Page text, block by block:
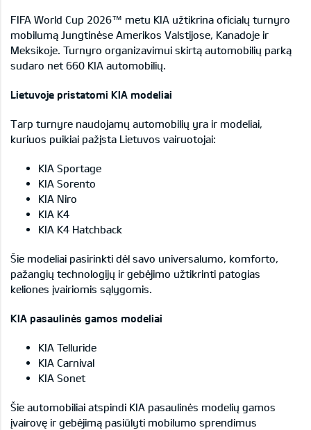
FIFA World Cup 2026™ metu KIA užtikrina oficialų turnyro
mobilumą Jungtinėse Amerikos Valstijose, Kanadoje ir
Meksikoje. Turnyro organizavimui skirtą automobilių parką
sudaro net 660 KIA automobilių.
Lietuvoje pristatomi KIA modeliai
Tarp turnyre naudojamų automobilių yra ir modeliai,
kuriuos puikiai pažįsta Lietuvos vairuotojai:
KIA Sportage
KIA Sorento
KIA Niro
KIA K4
KIA K4 Hatchback
Šie modeliai pasirinkti dėl savo universalumo, komforto,
pažangių technologijų ir gebėjimo užtikrinti patogias
keliones įvairiomis sąlygomis.
KIA pasaulinės gamos modeliai
KIA Telluride
KIA Carnival
KIA Sonet
Šie automobiliai atspindi KIA pasaulinės modelių gamos
įvairovę ir gebėjimą pasiūlyti mobilumo sprendimus